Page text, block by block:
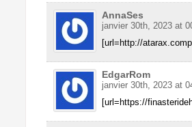
AnnaSes
janvier 30th, 2023 at
[url=http://
EdgarRom
janvier 30th, 2023 at
[url=https://